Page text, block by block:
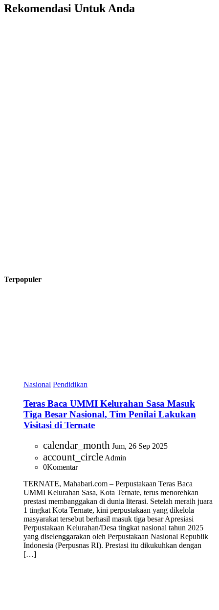
Rekomendasi Untuk Anda
Terpopuler
Nasional Pendidikan
Teras Baca UMMI Kelurahan Sasa Masuk
Tiga Besar Nasional, Tim Penilai Lakukan
Visitasi di Ternate
calendar_month Jum, 26 Sep 2025
account_circle Admin
0Komentar
TERNATE, Mahabari.com – Perpustakaan Teras Baca
UMMI Kelurahan Sasa, Kota Ternate, terus menorehkan
prestasi membanggakan di dunia literasi. Setelah meraih juara
1 tingkat Kota Ternate, kini perpustakaan yang dikelola
masyarakat tersebut berhasil masuk tiga besar Apresiasi
Perpustakaan Kelurahan/Desa tingkat nasional tahun 2025
yang diselenggarakan oleh Perpustakaan Nasional Republik
Indonesia (Perpusnas RI). Prestasi itu dikukuhkan dengan
[…]